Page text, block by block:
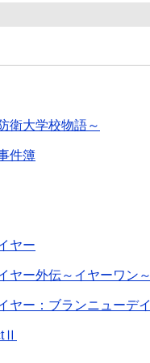
衛大学校物語～
件簿
ヤー
ヤー外伝～イヤーワン～
ヤー：ブランニューデイ